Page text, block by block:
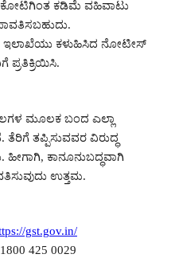
ಕಡಿಮೆ ವಹಿವಾಟು
ಇಲಾಖೆಯು ಕಳುಹಿಸಿದ ನೋಟೀಸ್
ಪ್ರತಿಕ್ರಿಯಿಸಿ.
ಮೂಲಕ ಬಂದ ಎಲ್ಲಾ
ತೆರಿಗೆ ತಪ್ಪಿಸುವವರ ವಿರುದ್ಧ
ಹೀಗಾಗಿ, ಕಾನೂನುಬದ್ಧವಾಗಿ
ಉತ್ತಮ.
gst.gov.in/
425 0029